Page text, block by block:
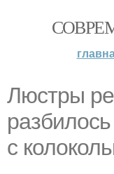
Люстры
с